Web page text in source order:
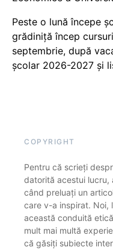
Peste o lună începe
grădiniță încep
septembrie, după
școlar 2026-2027 și
COPYRIGHT
Pentru că scrieți
datorită acestui lucru,
când preluați un
care v-a inspirat. Noi,
această conduită
mult mai multă
că găsiți subiecte